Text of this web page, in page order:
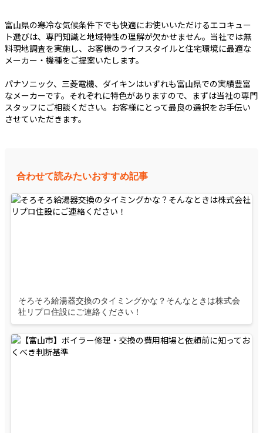
富山県の寒冷な気候条件下でも快適にお使いいただけるエコキュー
ト選びは、専門知識と地域特性の理解が欠かせません。当社では無
料現地調査を実施し、お客様のライフスタイルと住宅環境に最適な
メーカー・機種をご提案いたします。
パナソニック、三菱電機、ダイキンはいずれも富山県での実績豊富
なメーカーです。それぞれに特色がありますので、まずは当社の専門
スタッフにご相談ください。お客様にとって最良の選択をお手伝い
させていただきます。
合わせて読みたいおすすめ記事
そろそろ給湯器交換のタイミングかな？そんなときは株式会
社リプロ住設にご連絡ください！